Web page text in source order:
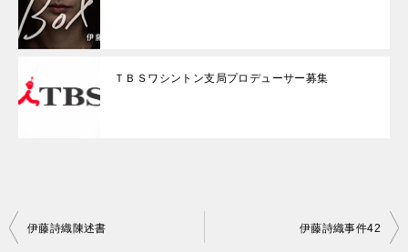
ＴＢＳワシントン支局プロデューサー募集
投
伊藤詩織陳述書 伊藤詩織事件42